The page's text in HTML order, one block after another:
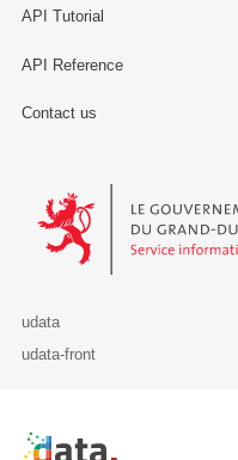
API Tutorial
API Reference
Contact us
Le Gouvernement du
udata
udata-front
Retour à l'accueil de